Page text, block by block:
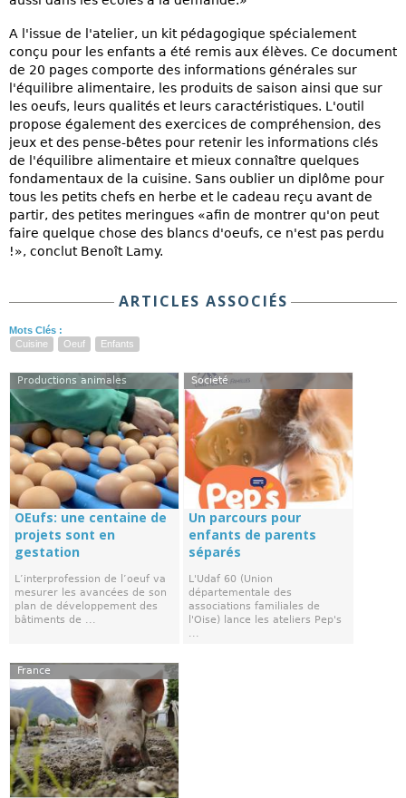
A l'issue de l'atelier, un kit pédagogique spécialement
conçu pour les enfants a été remis aux élèves. Ce document
de 20 pages comporte des informations générales sur
l'équilibre alimentaire, les produits de saison ainsi que sur
les oeufs, leurs qualités et leurs caractéristiques. L'outil
propose également des exercices de compréhension, des
jeux et des pense-bêtes pour retenir les informations clés
de l'équilibre alimentaire et mieux connaître quelques
fondamentaux de la cuisine. Sans oublier un diplôme pour
tous les petits chefs en herbe et le cadeau reçu avant de
partir, des petites meringues «afin de montrer qu'on peut
faire quelque chose des blancs d'oeufs, ce n'est pas perdu
!», conclut Benoît Lamy.
ARTICLES ASSOCIÉS
Mots Clés :
Cuisine
Oeuf Enfants
Productions animales
OEufs: une centaine de
projets sont en
gestation
L’interprofession de l’oeuf va
mesurer les avancées de son
plan de développement des
bâtiments de ...
Société
Un parcours pour
enfants de parents
séparés
L'Udaf 60 (Union
départementale des
associations familiales de
l'Oise) lance les ateliers Pep's
...
France